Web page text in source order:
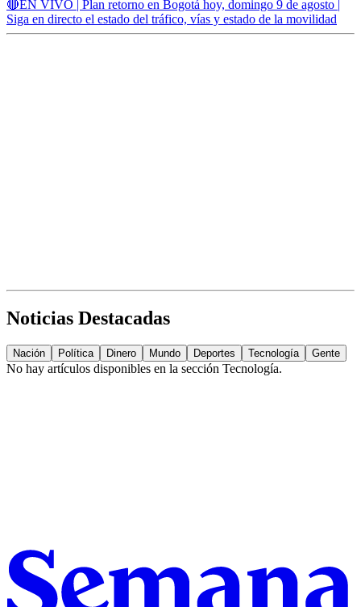
🔴EN VIVO | Plan retorno en Bogotá hoy, domingo 9 de agosto |
Siga en directo el estado del tráfico, vías y estado de la movilidad
Noticias Destacadas
Nación Política Dinero Mundo Deportes Tecnología Gente
No hay artículos disponibles en la sección Tecnología.